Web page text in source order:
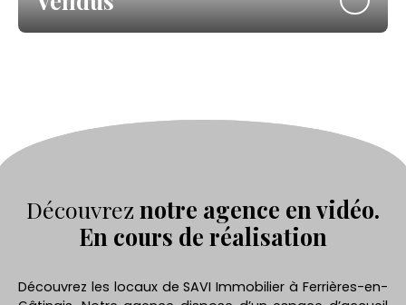
Découvreznotre agence en vidéo.
En cours de réalisation
Découvrez les locaux de SAVI Immobilier à Ferrières-en-